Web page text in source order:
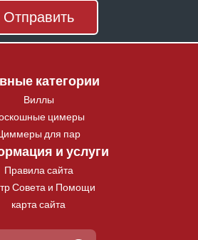
категории
Виллы
цимеры
для пар
и услуги
Правила сайта
Совета и Помощи
карта сайта